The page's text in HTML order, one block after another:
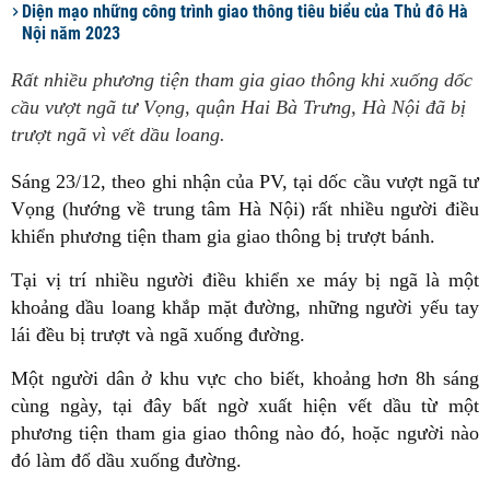
Diện mạo những công trình giao thông tiêu biểu của Thủ đô Hà
Nội năm 2023
Rất nhiều phương tiện tham gia giao thông khi xuống dốc
cầu vượt ngã tư Vọng, quận Hai Bà Trưng, Hà Nội đã bị
trượt ngã vì vết dầu loang.
Sáng 23/12, theo ghi nhận của PV, tại dốc cầu vượt ngã tư
Vọng (hướng về trung tâm Hà Nội) rất nhiều người điều
khiển phương tiện tham gia giao thông bị trượt bánh.
Tại vị trí nhiều người điều khiển xe máy bị ngã là một
khoảng dầu loang khắp mặt đường, những người yếu tay
lái đều bị trượt và ngã xuống đường.
Một người dân ở khu vực cho biết, khoảng hơn 8h sáng
cùng ngày, tại đây bất ngờ xuất hiện vết dầu từ một
phương tiện tham gia giao thông nào đó, hoặc người nào
đó làm đổ dầu xuống đường.